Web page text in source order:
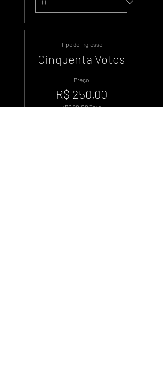
Tipo de ingresso
Cinquenta Votos
Preço
R$ 250,00
+R$ 20,00 Taxa